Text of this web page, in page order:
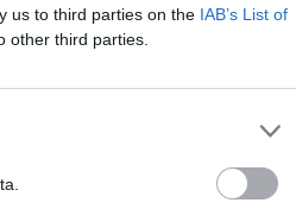
us to third parties on the IAB’s List of
other third parties.
των Παλαιστινίων
της Γάζας.